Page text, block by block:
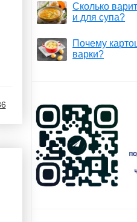
Сколько
и для супа?
Почему
варки?